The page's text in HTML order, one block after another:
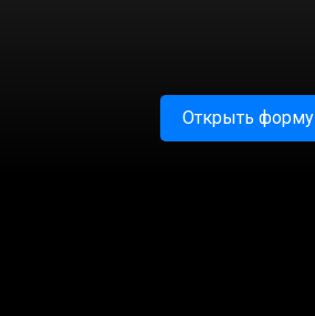
Открыть форму